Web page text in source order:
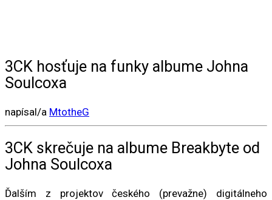
3CK hosťuje na funky albume Johna
Soulcoxa
napísal/a MtotheG
3CK skrečuje na albume Breakbyte od
Johna Soulcoxa
Ďalším z projektov českého (prevažne) digitálneho